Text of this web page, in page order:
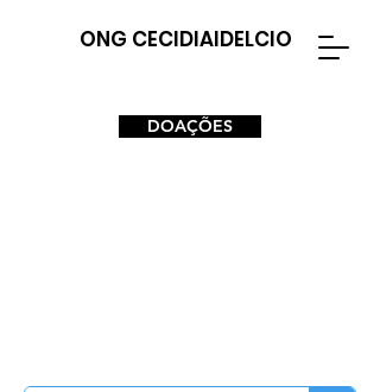
ONG CECIDIAIDELCIO
DOAÇÕES